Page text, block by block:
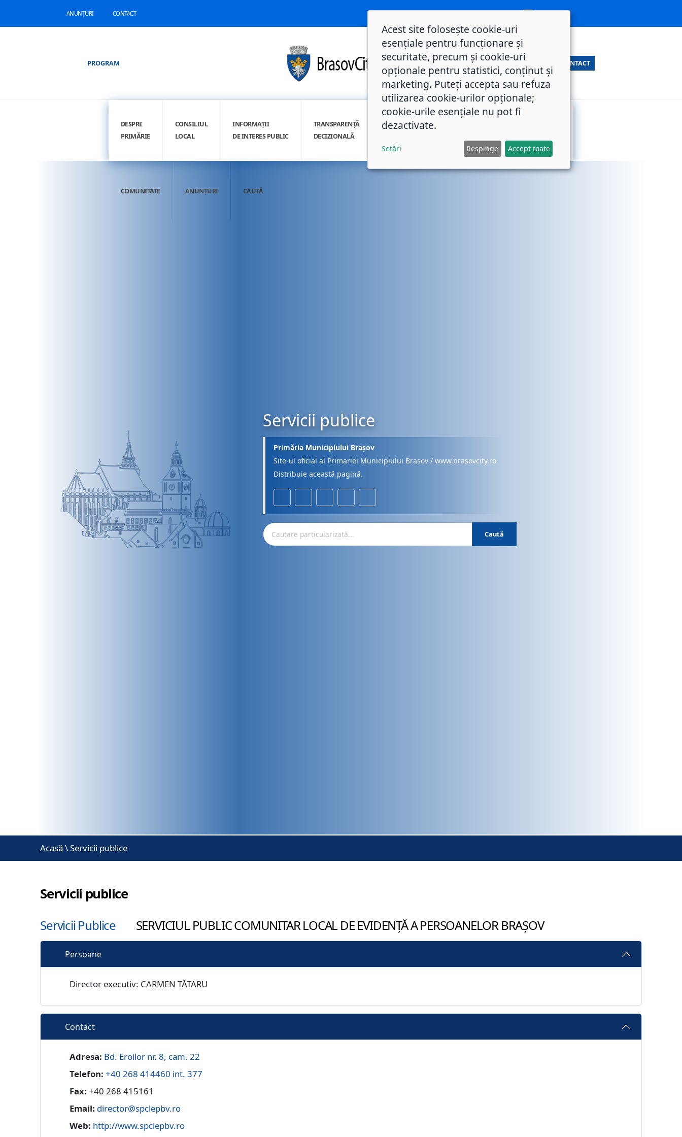
ANUNȚURI CONTACT
PROGRAM CONTACT
DESPRE
PRIMĂRIE
CONSILIUL
LOCAL
INFORMAȚII
DE INTERES PUBLIC
TRANSPARENȚĂ
DECIZIONALĂ
INTEGRITATE
COMUNITATE ANUNȚURI CAUTĂ
Servicii publice
Primăria Municipiului Brașov
Site-ul oficial al Primariei Municipiului Brasov / www.brasovcity.ro
Distribuie această pagină.
Caută
Acasă \Servicii publice
Servicii publice
Servicii Publice SERVICIUL PUBLIC COMUNITAR LOCAL DE EVIDENȚĂ A PERSOANELOR BRAȘOV
Persoane
Director executiv: CARMEN TĂTARU
Contact
Adresa: Bd. Eroilor nr. 8, cam. 22
Telefon: +40 268 414460 int. 377
Fax: +40 268 415161
Email: director@spclepbv.ro
Web: http://www.spclepbv.ro
Acest site folosește cookie-uri
esențiale pentru funcționare și
securitate, precum și cookie-uri
opționale pentru statistici, conținut și
marketing. Puteți accepta sau refuza
utilizarea cookie-urilor opționale;
cookie-urile esențiale nu pot fi
dezactivate.
Setări Respinge Accept toate